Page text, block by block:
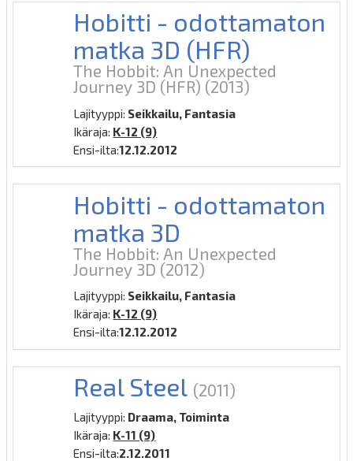
Hobitti - odottamaton
matka 3D (HFR)
The Hobbit: An Unexpected
Journey 3D (HFR) (2013)
Lajityyppi: Seikkailu, Fantasia
Ikäraja: K-12 (9)
Ensi-ilta:12.12.2012
Hobitti - odottamaton
matka 3D
The Hobbit: An Unexpected
Journey 3D (2012)
Lajityyppi: Seikkailu, Fantasia
Ikäraja: K-12 (9)
Ensi-ilta:12.12.2012
Real Steel (2011)
Lajityyppi: Draama, Toiminta
Ikäraja: K-11 (9)
Ensi-ilta:2.12.2011